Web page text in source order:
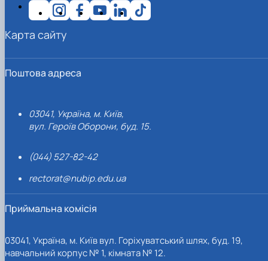
Поштова адреса
03041, Україна, м. Київ,
вул. Героїв Оборони, буд. 15.
(044) 527-82-42
rectorat@nubip.edu.ua
Приймальна комісія
03041, Україна, м. Київ вул. Горіхуватський шлях, буд. 19,
навчальний корпус № 1, кімната № 12.
Карта сайту